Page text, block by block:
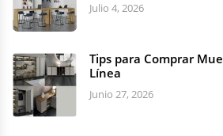
Julio 4, 2026
Tips para Comprar
Línea
Junio 27, 2026